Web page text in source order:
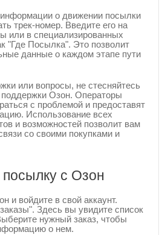
о движении посылки
трек-номер. Введите его на
или в специализированных
"Где Посылка". Это позволит
данные о каждом этапе пути
или вопросы, не стесняйтесь
Озон. Операторы
с проблемой и предоставят
Использование всех
и возможностей позволит вам
со своими покупками и
посылку с Озон
и войдите в свой аккаунт.
Здесь вы увидите список
нужный заказ, чтобы
о нем.